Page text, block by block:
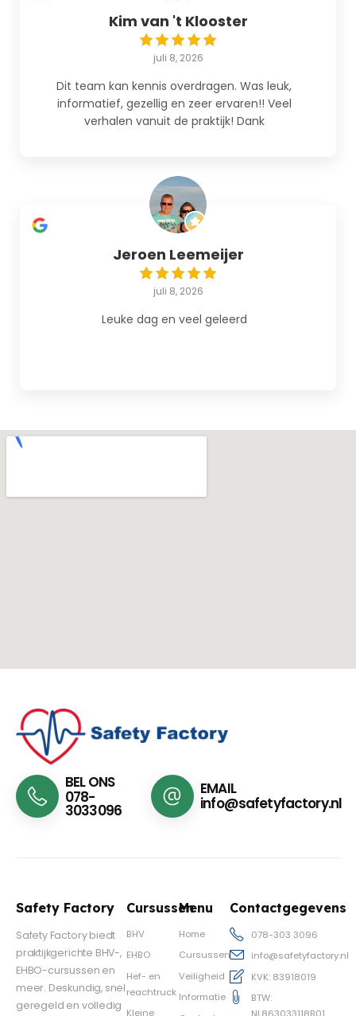
Kim van 't Klooster
juli 8, 2026
Dit team kan kennis overdragen. Was leuk,
informatief, gezellig en zeer ervaren!! Veel
verhalen vanuit de praktijk! Dank
Jeroen Leemeijer
juli 8, 2026
Leuke dag en veel geleerd
BEL ONS
078-
3033096
EMAIL
info@safetyfactory.nl
Safety Factory
Safety Factory biedt
praktijkgerichte BHV-,
EHBO-cursussen en
meer. Deskundig, snel
geregeld en volledig
Cursussen
BHV
EHBO
Hef- en
reachtruck
Kleine
Menu
Home
Cursussen
Veiligheid
Informatie
Contactgegevens
078-303 3096
info@safetyfactory.nl
KVK: 83918019
BTW: